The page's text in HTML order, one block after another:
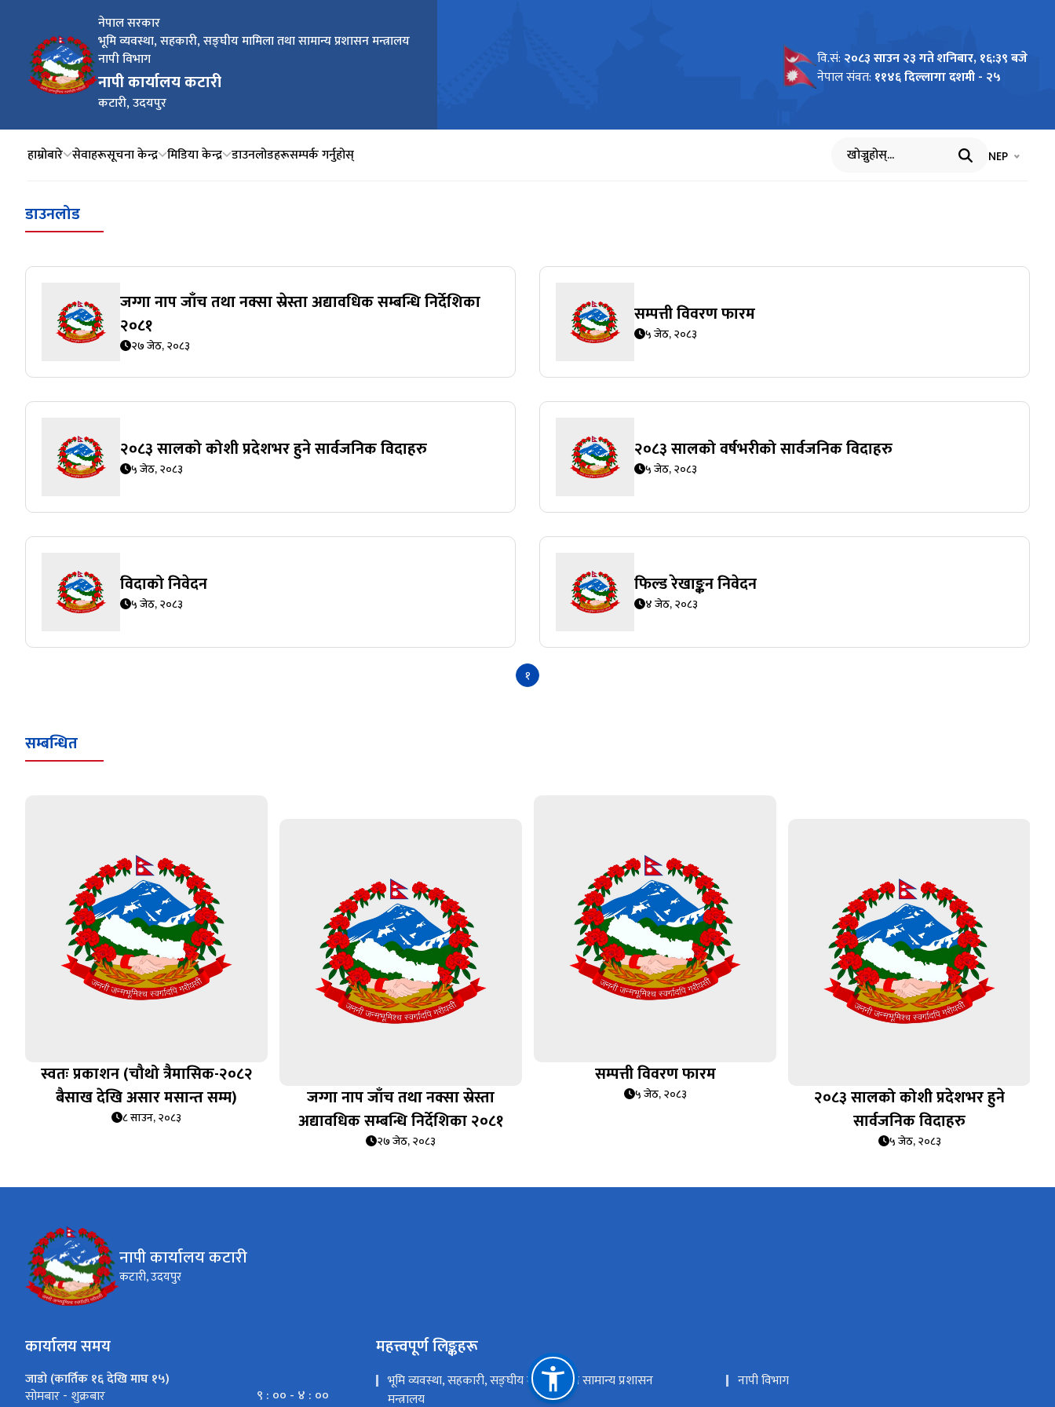
नेपाल सरकार
भूमि व्यवस्था, सहकारी, सङ्‍घीय मामिला तथा सामान्य प्रशासन मन्त्रालय
नापी विभाग
नापी कार्यालय कटारी
कटारी, उदयपुर
वि.सं: २०८३ साउन २३ गते शनिबार, १६:३९ बजे
नेपाल संवत: ११४६ दिल्लागा दशमी - २५
हाम्रोबारे सेवाहरूसूचना केन्द्र मिडिया केन्द्र डाउनलोडहरूसम्पर्क गर्नुहोस् खोज्नुहोस् भाषा चयन
NEP
डाउनलोड
जग्गा नाप जाँच तथा नक्सा स्रेस्ता अद्यावधिक सम्बन्धि निर्देशिका
२०८१
२७ जेठ, २०८३
सम्पत्ती विवरण फारम
५ जेठ, २०८३
२०८३ सालको कोशी प्रदेशभर हुने सार्वजनिक विदाहरु
५ जेठ, २०८३
२‍०८३ सालको वर्षभरीको सार्वजनिक विदाहरु
५ जेठ, २०८३
विदाको निवेदन
५ जेठ, २०८३
फिल्ड रेखाङ्कन निवेदन
४ जेठ, २०८३
१
सम्बन्धित
स्वतः प्रकाशन (चौथो त्रैमासिक-२०८२
बैसाख देखि असार मसान्त सम्म)
८ साउन, २०८३
जग्गा नाप जाँच तथा नक्सा स्रेस्ता
अद्यावधिक सम्बन्धि निर्देशिका २०८१
२७ जेठ, २०८३
सम्पत्ती विवरण फारम
५ जेठ, २०८३
२०८३ सालको कोशी प्रदेशभर हुने
सार्वजनिक विदाहरु
५ जेठ, २०८३
नापी कार्यालय कटारी
कटारी, उदयपुर
कार्यालय समय
जाडो (कार्तिक १६ देखि माघ १५)
सोमबार - शुक्रबार ९ : ०० - ४ : ००
महत्त्वपूर्ण लिङ्कहरू
भूमि व्यवस्था, सहकारी, सङ्घीय मामिला तथा सामान्य प्रशासन
मन्त्रालय
नापी विभाग